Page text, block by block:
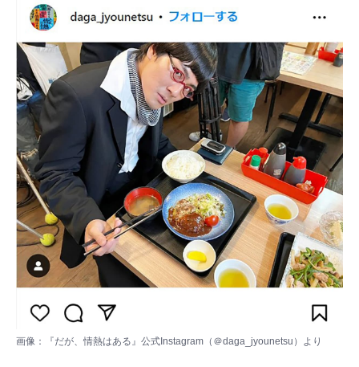
画像： 『だが、情熱はある』公式Instagram（＠daga_jyounetsu） より